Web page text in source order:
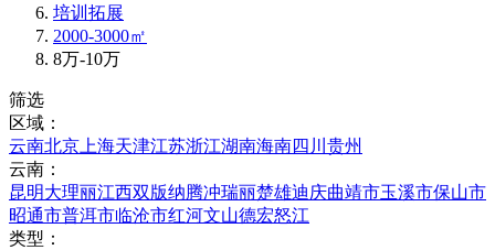
培训拓展
2000-3000㎡
8万-10万
筛选
区域：
云南北京 上海天津江苏浙江湖南海南四川 贵州
云南：
昆明大理丽江西双版纳腾冲瑞丽楚雄迪庆曲靖市玉溪市保山市
昭通市普洱市临沧市红河文山德宏怒江
类型：